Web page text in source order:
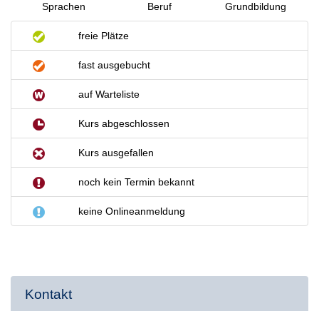
Sprachen Beruf Grundbildung
freie Plätze
fast ausgebucht
auf Warteliste
Kurs abgeschlossen
Kurs ausgefallen
noch kein Termin bekannt
keine Onlineanmeldung
Kontakt